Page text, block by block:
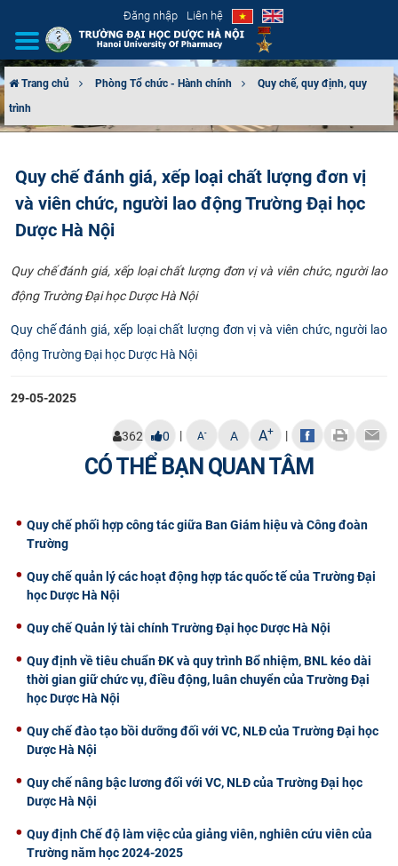
Đăng nhập Liên hệ
GIỚI THIỆU
TUYỂN SINH
ĐẢM BẢO CHẤT LƯỢNG
KHOA HỌC CÔNG NGHỆ
Trang chủ Phòng Tổ chức - Hành chính
Quy chế, quy định, quy
trình
Quy chế đánh giá, xếp loại chất lượng đơn vị
và viên chức, người lao động Trường Đại học
Dược Hà Nội
Quy chế đánh giá, xếp loại chất lượng đơn vị và viên chức, người lao
động Trường Đại học Dược Hà Nội
Quy chế đánh giá, xếp loại chất lượng đơn vị và viên chức, người lao
động Trường Đại học Dược Hà Nội
29-05-2025
362 0 | A- A A+ |
CÓ THỂ BẠN QUAN TÂM
Quy chế phối hợp công tác giữa Ban Giám hiệu và Công đoàn
Trường
Quy chế quản lý các hoạt động hợp tác quốc tế của Trường Đại
học Dược Hà Nội
Quy chế Quản lý tài chính Trường Đại học Dược Hà Nội
Quy định về tiêu chuẩn ĐK và quy trình Bổ nhiệm, BNL kéo dài
thời gian giữ chức vụ, điều động, luân chuyển của Trường Đại
học Dược Hà Nội
Quy chế đào tạo bồi dưỡng đối với VC, NLĐ của Trường Đại học
Dược Hà Nội
Quy chế nâng bậc lương đối với VC, NLĐ của Trường Đại học
Dược Hà Nội
Quy định Chế độ làm việc của giảng viên, nghiên cứu viên của
Trường năm học 2024-2025